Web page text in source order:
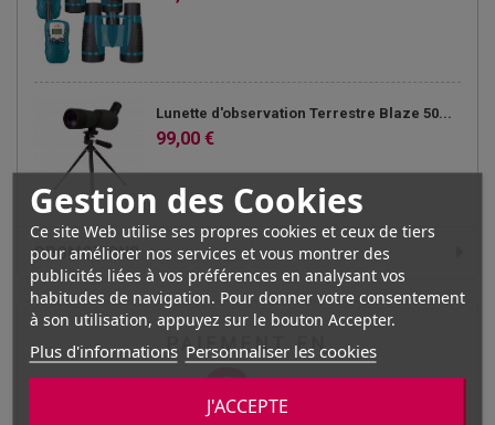
Gestion des Cookies
Ce site Web utilise ses propres cookies et ceux de tiers
pour améliorer nos services et vous montrer des
publicités liées à vos préférences en analysant vos
habitudes de navigation. Pour donner votre consentement
à son utilisation, appuyez sur le bouton Accepter.
Plus d'informations Personnaliser les cookies
J'ACCEPTE
Lunette d'observation Terrestre Blaze 50...
99,00 €
PROMOTIONS